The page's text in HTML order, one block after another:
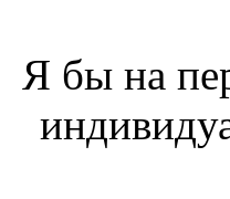
Я бы на